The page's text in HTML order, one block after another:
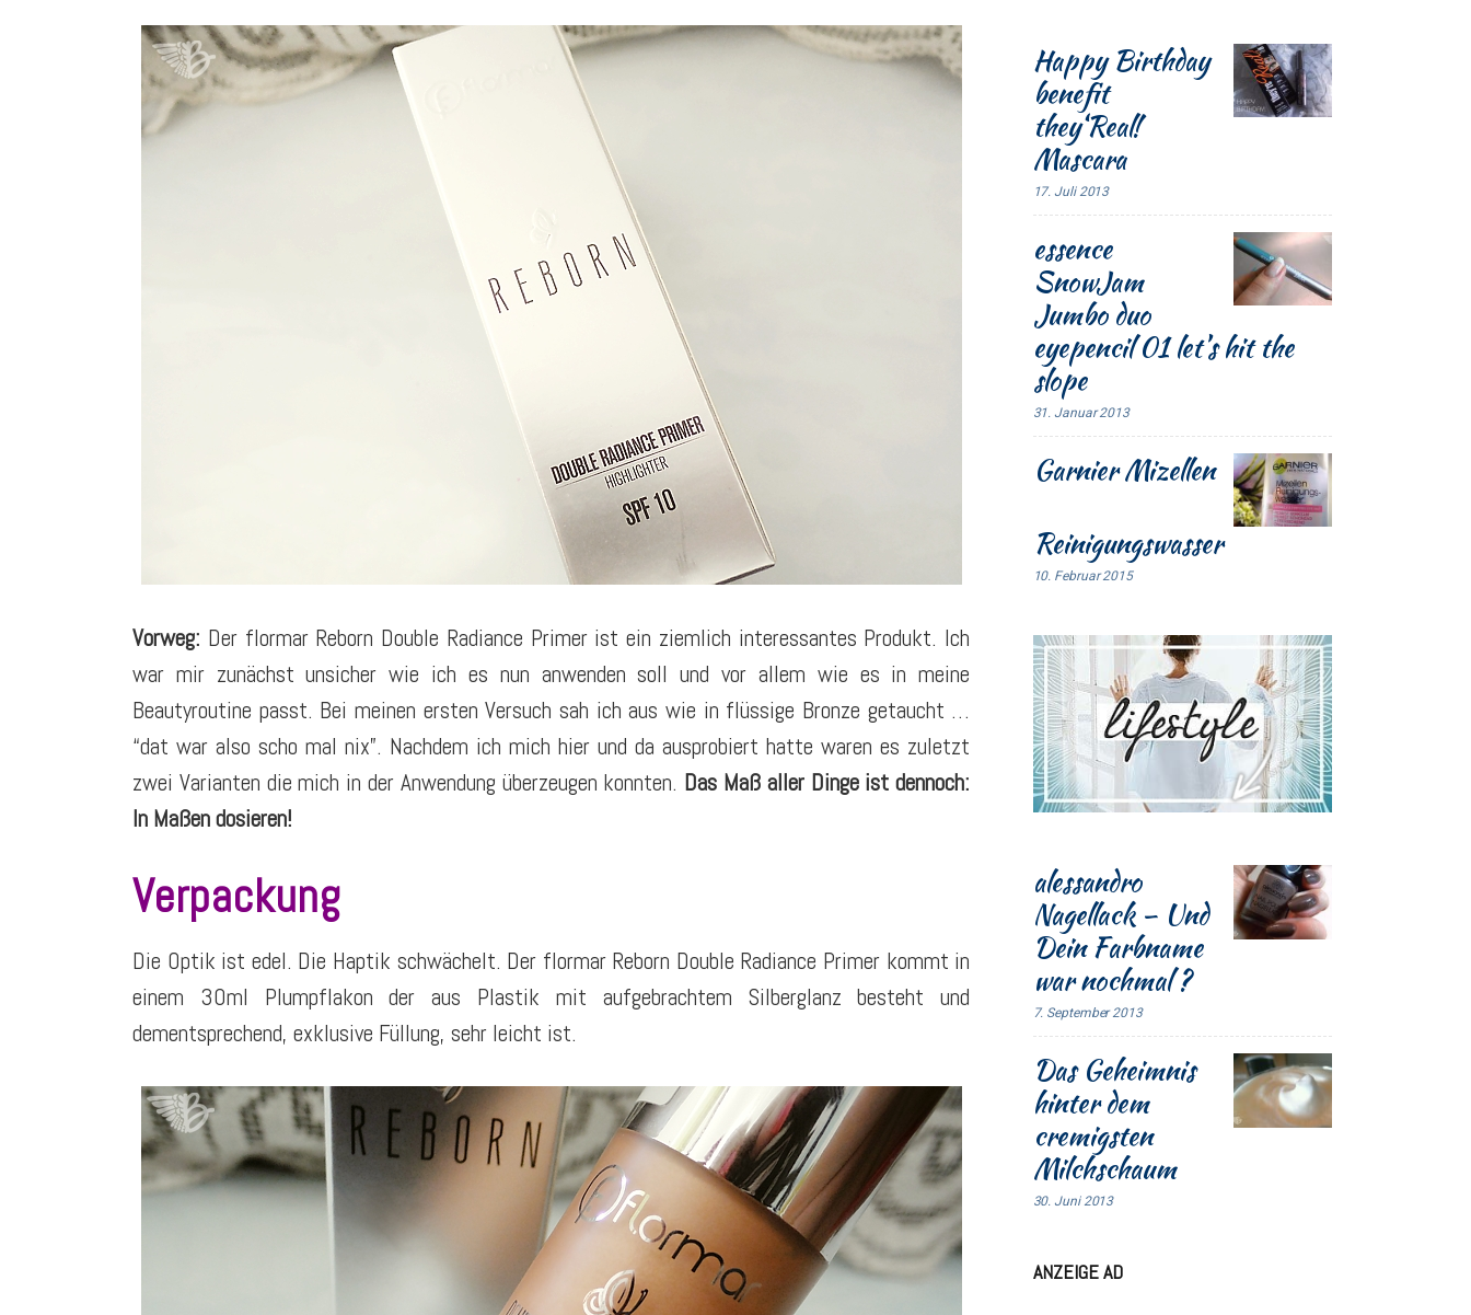
Vorweg: Der flormar Reborn Double Radiance Primer ist ein ziemlich interessantes Produkt. Ich
war mir zunächst unsicher wie ich es nun anwenden soll und vor allem wie es in meine
Beautyroutine passt. Bei meinen ersten Versuch sah ich aus wie in flüssige Bronze getaucht …
“dat war also scho mal nix”. Nachdem ich mich hier und da ausprobiert hatte waren es zuletzt
zwei Varianten die mich in der Anwendung überzeugen konnten. Das Maß aller Dinge ist dennoch:
In Maßen dosieren!
Verpackung
Die Optik ist edel. Die Haptik schwächelt. Der flormar Reborn Double Radiance Primer kommt in
einem 30ml Plumpflakon der aus Plastik mit aufgebrachtem Silberglanz besteht und
dementsprechend, exklusive Füllung, sehr leicht ist.
Happy Birthday
benefit
they‘Real!
Mascara
17. Juli 2013
essence
SnowJam
Jumbo duo
eyepencil 01 let’s hit the
slope
31. Januar 2013
Garnier Mizellen
Reinigungswasser
10. Februar 2015
alessandro
Nagellack – Und
Dein Farbname
war nochmal ?
7. September 2013
Das Geheimnis
hinter dem
cremigsten
Milchschaum
30. Juni 2013
ANZEIGE AD